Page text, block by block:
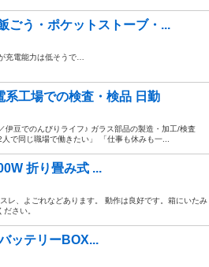
ごう・ポケットストーブ・...
充電能力は低そうで…
工場での検査・検品 日勤
伊豆でのんびりライフ♪ ガラス部品の製造・加工/検査
で同じ職場で働きたい」 「仕事も休みも一...
折り畳み式 ...
レ、よごれなどあります。 動作は良好です。箱にいたみ
さい。
ッテリーBOX...